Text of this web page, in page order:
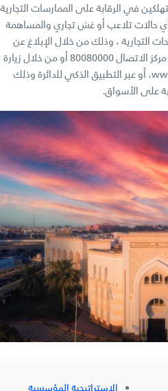
في الرقابة على الممارسات التجارية
حالات تلاعب أو غش تجاري والمساهمة
التجارية ، وذلك من خلال الإبلاغ عن
هذه الحالات بالتواصل مع الدائرة عبر مركز الاتصال 80080000 أو من خلال زيارة
موقع الدائرة الإلكتروني www.sedd.ae، أو عبر التطبيق الذكي للدائرة وذلك
على الأسواق.